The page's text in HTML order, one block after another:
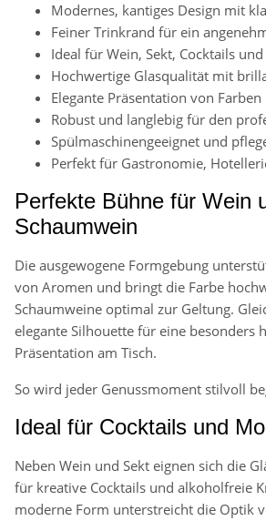
Modernes, kantiges Design mit
Feiner Trinkrand für ein
Ideal für Wein, Sekt, Cocktails
Hochwertige Glasqualität mit
Elegante Präsentation von
Robust und langlebig für den
Spülmaschinengeeignet und
Perfekt für Gastronomie,
Perfekte Bühne für Wein
Schaumwein
Die ausgewogene Formgebung
von Aromen und bringt die Farbe
Schaumweine optimal zur Geltung.
elegante Silhouette für eine besonders
Präsentation am Tisch.
So wird jeder Genussmoment stilvoll
Ideal für Cocktails und
Neben Wein und Sekt eignen sich die
für kreative Cocktails und alkoholfreie
moderne Form unterstreicht die Optik